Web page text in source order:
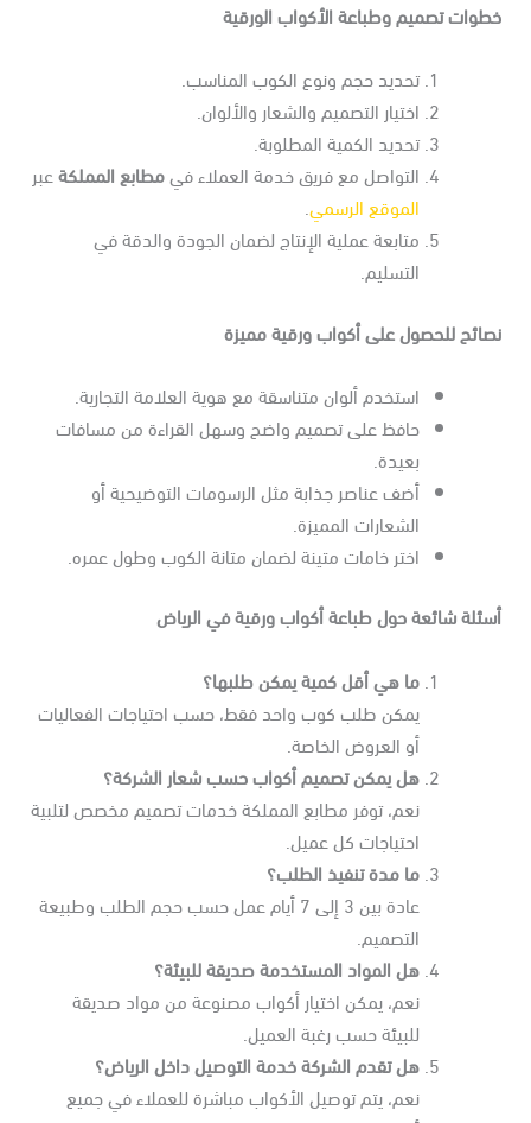
تصميم وطباعة الأكواب الورقية
تحديد حجم ونوع الكوب المناسب.
اختيار التصميم والشعار والألوان.
تحديد الكمية المطلوبة.
التواصل مع فريق خدمة العملاء فيمطابع المملكةعبر
الموقع الرسمي.
متابعة عملية الإنتاج لضمان الجودة والدقة في
التسليم.
للحصول على أكواب ورقية مميزة
استخدم ألوان متناسقة مع هوية العلامة التجارية.
حافظ على تصميم واضح وسهل القراءة من مسافات
بعيدة.
أضف عناصر جذابة مثل الرسومات التوضيحية أو
الشعارات المميزة.
اختر خامات متينة لضمان متانة الكوب وطول عمره.
شائعة حول طباعة أكواب ورقية في الرياض
ما هي أقل كمية يمكن طلبها؟
يمكن طلب كوب واحد فقط، حسب احتياجات الفعاليات
أو العروض الخاصة.
هل يمكن تصميم أكواب حسب شعار الشركة؟
نعم، توفر مطابع المملكة خدمات تصميم مخصص لتلبية
احتياجات كل عميل.
ما مدة تنفيذ الطلب؟
عادة بين 3 إلى 7 أيام عمل حسب حجم الطلب وطبيعة
التصميم.
هل المواد المستخدمة صديقة للبيئة؟
نعم، يمكن اختيار أكواب مصنوعة من مواد صديقة
للبيئة حسب رغبة العميل.
هل تقدم الشركة خدمة التوصيل داخل الرياض؟
نعم، يتم توصيل الأكواب مباشرة للعملاء في جميع